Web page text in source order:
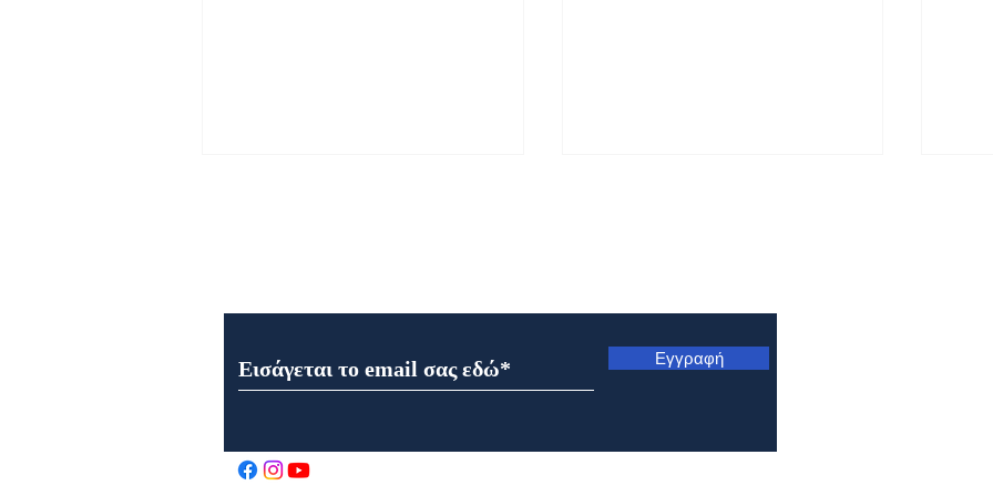
Εορτολόγιο 6 Αυγούστου
2026
Εορτολόγιο 5 Αυγούστου
2026
Εγγραφή